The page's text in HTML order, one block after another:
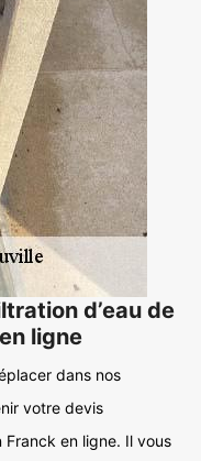
d’eau de
ligne
dans nos
votre devis
Franck en ligne. Il vous